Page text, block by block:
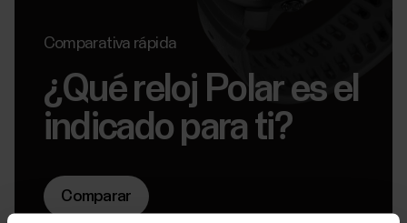
Comparativa rápida
¿Qué reloj Polar es el
indicado para ti?
Comparar